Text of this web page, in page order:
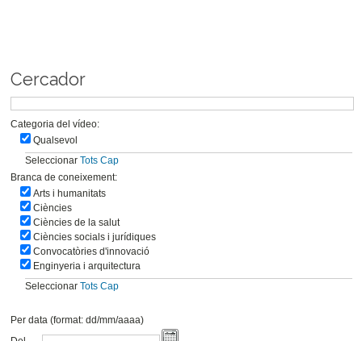
Cercador
Categoria del vídeo:
Qualsevol
SeleccionarTots Cap
Branca de coneixement:
Arts i humanitats
Ciències
Ciències de la salut
Ciències socials i jurídiques
Convocatòries d'innovació
Enginyeria i arquitectura
SeleccionarTots Cap
Per data (format: dd/mm/aaaa)